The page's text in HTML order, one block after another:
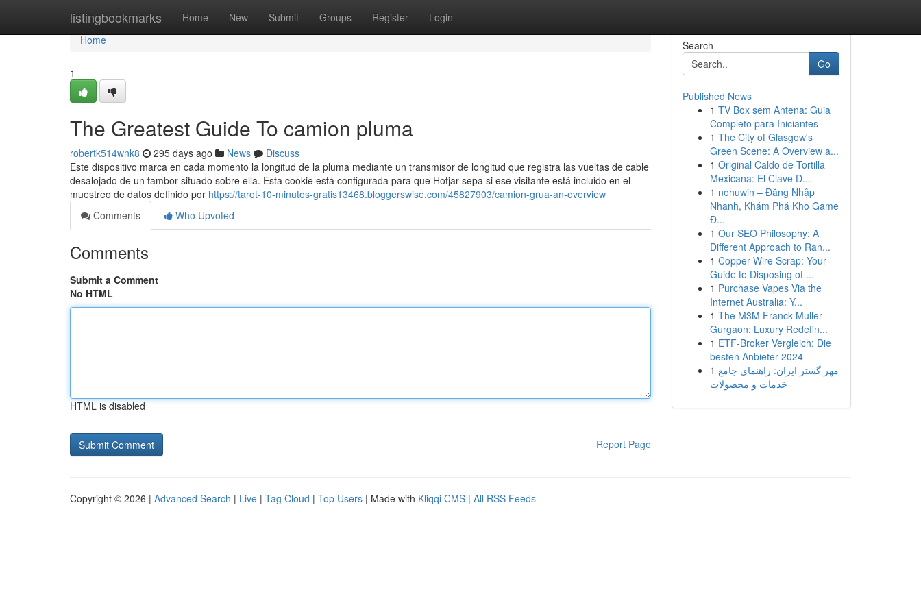
listingbookmarks Home New Submit Groups Register Login
Home
Home
1
The Greatest Guide To camion pluma
robertk514wnk8 295 days ago News
Discuss
Este dispositivo marca en cada momento la longitud de la pluma mediante un transmisor de longitud que registra las vueltas de cable
desalojado de un tambor situado sobre ella. Esta cookie está configurada para que Hotjar sepa si ese visitante está incluido en el
muestreo de datos definido por https://tarot-10-minutos-gratis13468.bloggerswise.com/45827903/camion-grua-an-overview
Comments
Who Upvoted
Comments
Submit a Comment
No HTML
HTML is disabled
Report Page
Search
Go
Published News
1 TV Box sem Antena: Guia
Completo para Iniciantes
1 The City of Glasgow's
Green Scene: A Overview a...
1 Original Caldo de Tortilla
Mexicana: El Clave D...
1 nohuwin – Đăng Nhập
Nhanh, Khám Phá Kho Game
Đ...
1 Our SEO Philosophy: A
Different Approach to Ran...
1 Copper Wire Scrap: Your
Guide to Disposing of ...
1 Purchase Vapes Via the
Internet Australia: Y...
1 The M3M Franck Muller
Gurgaon: Luxury Redefin...
1 ETF-Broker Vergleich: Die
besten Anbieter 2024
1 مهر گستر ایران: راهنمای جامع
خدمات و محصولات
Copyright © 2026 | Advanced Search | Live | Tag Cloud | Top Users | Made with Kliqqi CMS | All RSS Feeds